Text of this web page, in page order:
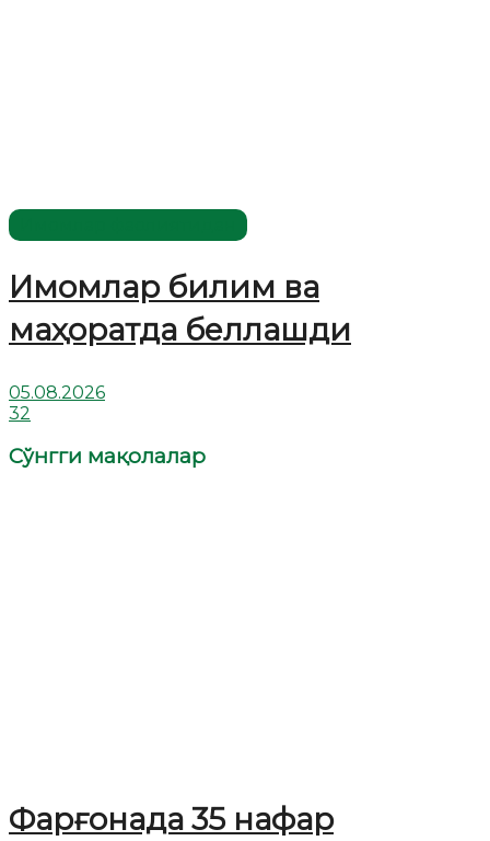
Имомлар билим ва
маҳоратда беллашди
05.08.2026
32
Сўнгги мақолалар
Фарғонада 35 нафар